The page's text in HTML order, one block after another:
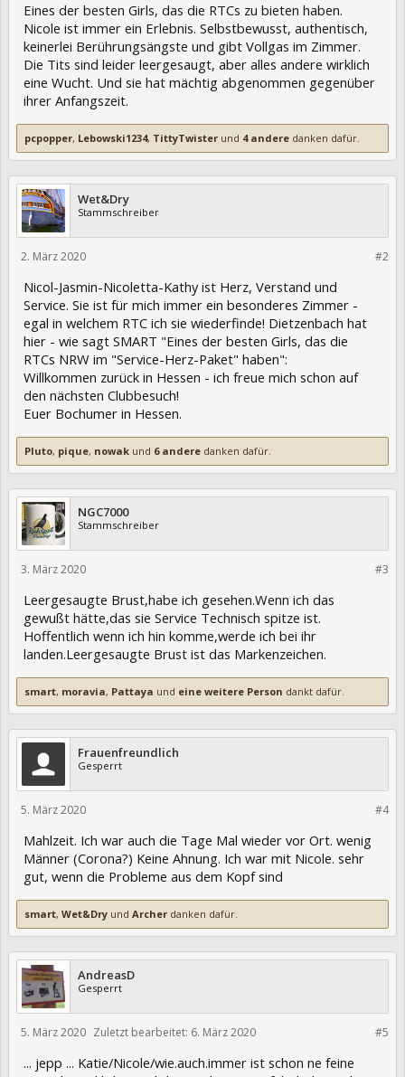
Eines der besten Girls, das die RTCs zu bieten haben.
Nicole ist immer ein Erlebnis. Selbstbewusst, authentisch,
keinerlei Berührungsängste und gibt Vollgas im Zimmer.
Die Tits sind leider leergesaugt, aber alles andere wirklich
eine Wucht. Und sie hat mächtig abgenommen gegenüber
ihrer Anfangszeit.
pcpopper, Lebowski1234, TittyTwister und 4 andere danken dafür.
Wet&Dry
Stammschreiber
#2
2. März 2020
Nicol-Jasmin-Nicoletta-Kathy ist Herz, Verstand und
Service. Sie ist für mich immer ein besonderes Zimmer -
egal in welchem RTC ich sie wiederfinde! Dietzenbach hat
hier - wie sagt SMART "Eines der besten Girls, das die
RTCs NRW im "Service-Herz-Paket" haben":
Willkommen zurück in Hessen - ich freue mich schon auf
den nächsten Clubbesuch!
Euer Bochumer in Hessen.
Pluto, pique, nowak und 6 andere danken dafür.
NGC7000
Stammschreiber
#3
3. März 2020
Leergesaugte Brust,habe ich gesehen.Wenn ich das
gewußt hätte,das sie Service Technisch spitze ist.
Hoffentlich wenn ich hin komme,werde ich bei ihr
landen.Leergesaugte Brust ist das Markenzeichen.
smart, moravia, Pattaya und eine weitere Person dankt dafür.
Frauenfreundlich
Gesperrt
#4
5. März 2020
Mahlzeit. Ich war auch die Tage Mal wieder vor Ort. wenig
Männer (Corona?) Keine Ahnung. Ich war mit Nicole. sehr
gut, wenn die Probleme aus dem Kopf sind
smart, Wet&Dry und Archer danken dafür.
AndreasD
Gesperrt
#5
5. März 2020 Zuletzt bearbeitet: 6. März 2020
... jepp ... Katie/Nicole/wie.auch.immer ist schon ne feine